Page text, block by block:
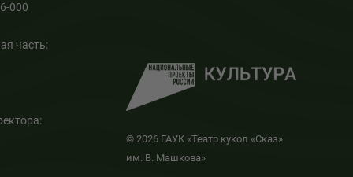
000
часть:
© 2026 ГАУК «Театр кукол «Сказ»
им. В. Машкова»